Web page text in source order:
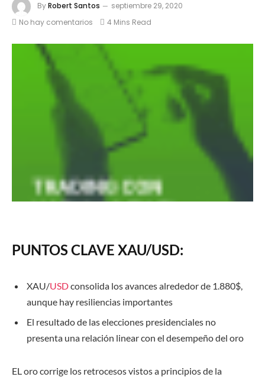
ByRobert Santos
septiembre 29, 2020
No hay comentarios
4 Mins Read
PUNTOS CLAVE XAU/USD:
XAU/USDconsolida los avances alrededor de 1.880$,
aunque hay resiliencias importantes
El resultado de las elecciones presidenciales no
presenta una relación linear con el desempeño del oro
EL oro corrige los retrocesos vistos a principios de la